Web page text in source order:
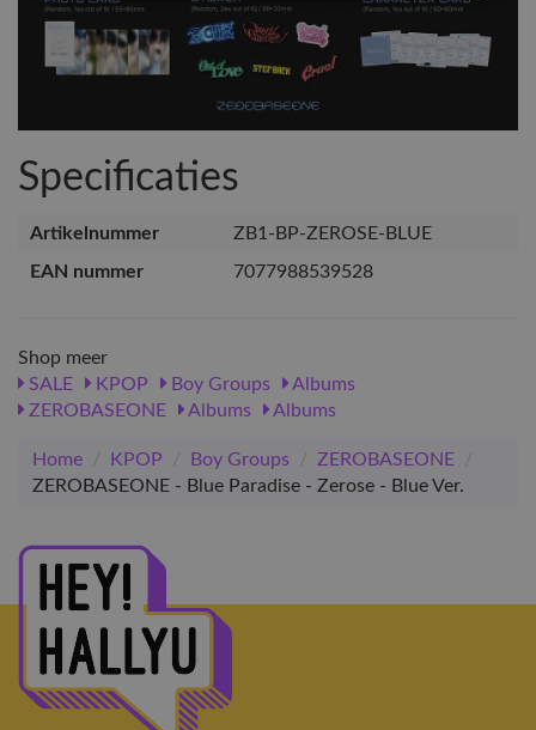
Specificaties
Artikelnummer
ZB1-BP-ZEROSE-BLUE
EAN nummer
7077988539528
Shop meer
SALE
KPOP Boy Groups
Albums
ZEROBASEONE
Albums Albums
Home / KPOP / Boy Groups / ZEROBASEONE
/
ZEROBASEONE - Blue Paradise - Zerose - Blue Ver.